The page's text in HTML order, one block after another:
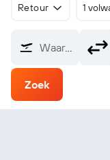
Retour
1
Waarvandaan?
Zoek